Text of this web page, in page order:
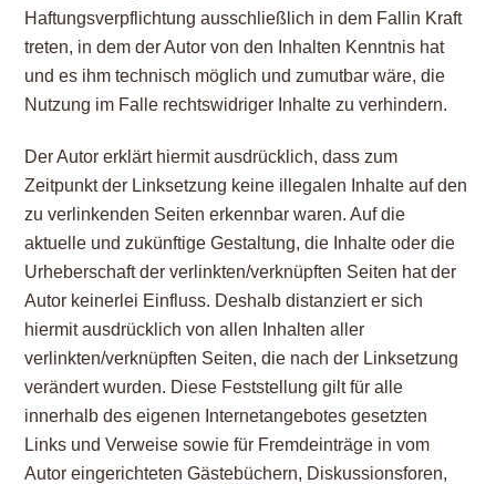
Haftungsverpflichtung ausschließlich in dem Fallin Kraft
treten, in dem der Autor von den Inhalten Kenntnis hat
und es ihm technisch möglich und zumutbar wäre, die
Nutzung im Falle rechtswidriger Inhalte zu verhindern.
Der Autor erklärt hiermit ausdrücklich, dass zum
Zeitpunkt der Linksetzung keine illegalen Inhalte auf den
zu verlinkenden Seiten erkennbar waren. Auf die
aktuelle und zukünftige Gestaltung, die Inhalte oder die
Urheberschaft der verlinkten/verknüpften Seiten hat der
Autor keinerlei Einfluss. Deshalb distanziert er sich
hiermit ausdrücklich von allen Inhalten aller
verlinkten/verknüpften Seiten, die nach der Linksetzung
verändert wurden. Diese Feststellung gilt für alle
innerhalb des eigenen Internetangebotes gesetzten
Links und Verweise sowie für Fremdeinträge in vom
Autor eingerichteten Gästebüchern, Diskussionsforen,